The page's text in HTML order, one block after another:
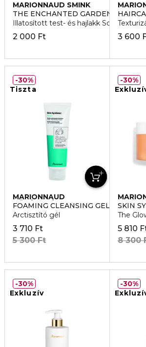
MARIONNAUD SMINK
THE ENCHANTED GARDEN
Illatosított test- és hajlakk Scented
2 000 Ft
CARE
3 600
Tiszta
MARIONNAUD
BŐRÁPOLÁS
FOAMING CLEANSING GEL
Arctisztító gél
3 710 Ft
5 300 Ft
30%
SKIN
The
5 810
8 300
30%
Exkluzív
30%
30%